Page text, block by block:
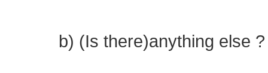
b) (Is there)anything else ?